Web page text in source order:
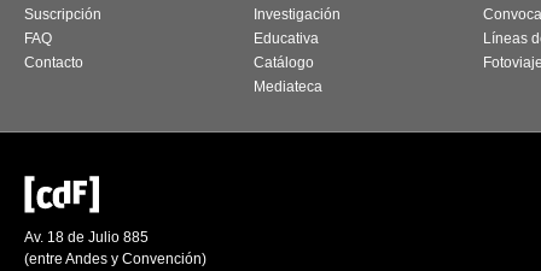
Suscripción
FAQ
Contacto
Investigación
Educativa
Catálogo
Mediateca
Líneas
Av. 18 de Julio 885
(entre Andes y Convención)